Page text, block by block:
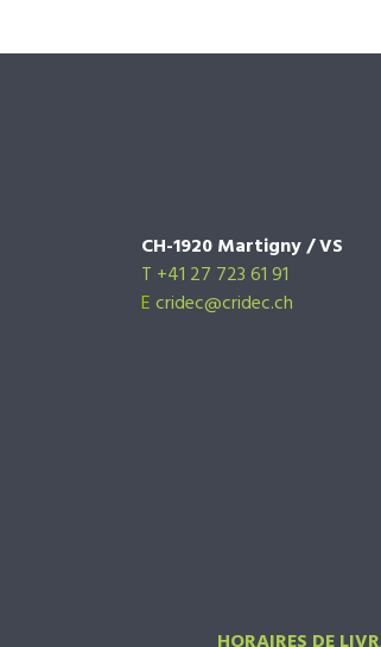
CH-1920 Martigny / VS
T +41 27 723 61 91
Ecridec@cridec.ch